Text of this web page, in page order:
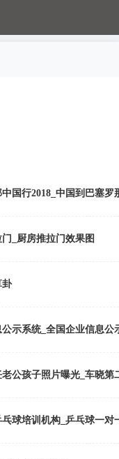
病症状图片
中国行2018_中国到巴塞罗
_厨房推拉门效果图
卦
公示系统_全国企业信息公
公孩子照片曝光_车晓第
解
球培训机构_乒乓球一对